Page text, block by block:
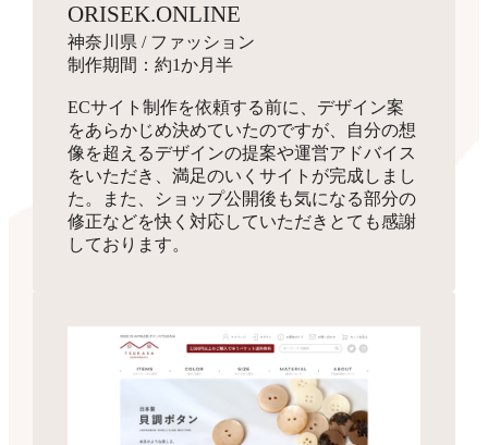
ORISEK.ONLINE
神奈川県 / ファッション
制作期間：約1か月半
ECサイト制作を依頼する前に、デザイン案
をあらかじめ決めていたのですが、自分の想
像を超えるデザインの提案や運営アドバイス
をいただき、満足のいくサイトが完成しまし
た。また、ショップ公開後も気になる部分の
修正などを快く対応していただきとても感謝
しております。